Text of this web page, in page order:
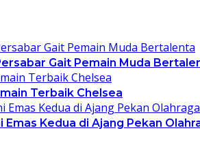
Gait Pemain Muda
Terbaik Chelsea
Emas Kedua di Ajang Pekan